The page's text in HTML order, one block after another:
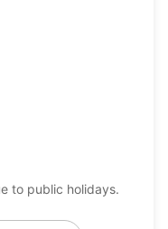
to public holidays.